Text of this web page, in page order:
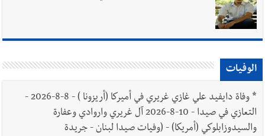
الوفيات
*
وفاة دايفيد علي غازي غريري في أميركا (أريزونا ) - 8-8-2026 -
التعازي في صيدا - 10-8-2026 آل غريري واروادي وعفارة
والسيدوزابلوكي (أمريكا) - (وفيات صيدا لبنان - جريدة